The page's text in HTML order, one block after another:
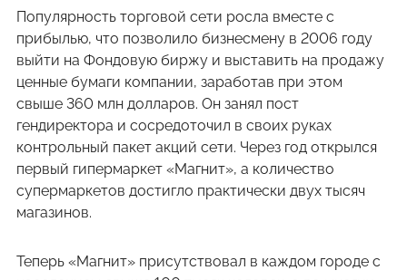
Популярность торговой сети росла вместе с
прибылью, что позволило бизнесмену в 2006 году
выйти на Фондовую биржу и выставить на продажу
ценные бумаги компании, заработав при этом
свыше 360 млн долларов. Он занял пост
гендиректора и сосредоточил в своих руках
контрольный пакет акций сети. Через год открылся
первый гипермаркет «Магнит», а количество
супермаркетов достигло практически двух тысяч
магазинов.
Теперь «Магнит» присутствовал в каждом городе с